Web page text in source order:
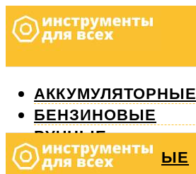
АККУМУЛЯТОРНЫЕ
БЕНЗИНОВЫЕ
РУЧНЫЕ
ИЗМЕРИТЕЛЬНЫЕ